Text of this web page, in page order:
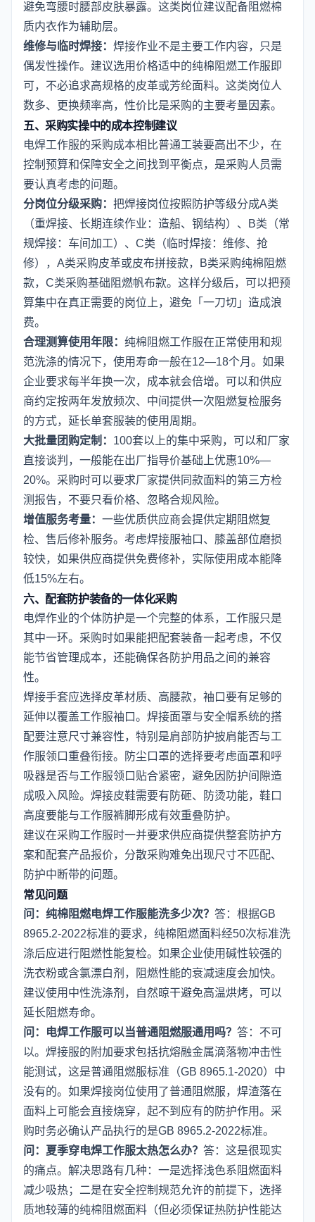
避免弯腰时腰部皮肤暴露。这类岗位建议配备阻燃棉
质内衣作为辅助层。
维修与临时焊接： 焊接作业不是主要工作内容，只是
偶发性操作。建议选用价格适中的纯棉阻燃工作服即
可，不必追求高规格的皮革或芳纶面料。这类岗位人
数多、更换频率高，性价比是采购的主要考量因素。
五、采购实操中的成本控制建议
电焊工作服的采购成本相比普通工装要高出不少，在
控制预算和保障安全之间找到平衡点，是采购人员需
要认真考虑的问题。
分岗位分级采购： 把焊接岗位按照防护等级分成A类
（重焊接、长期连续作业：造船、钢结构）、B类（常
规焊接：车间加工）、C类（临时焊接：维修、抢
修），A类采购皮革或皮布拼接款，B类采购纯棉阻燃
款，C类采购基础阻燃帆布款。这样分级后，可以把预
算集中在真正需要的岗位上，避免「一刀切」造成浪
费。
合理测算使用年限： 纯棉阻燃工作服在正常使用和规
范洗涤的情况下，使用寿命一般在12—18个月。如果
企业要求每半年换一次，成本就会倍增。可以和供应
商约定按两年发放频次、中间提供一次阻燃复检服务
的方式，延长单套服装的使用周期。
大批量团购定制： 100套以上的集中采购，可以和厂家
直接谈判，一般能在出厂指导价基础上优惠10%—
20%。采购时可以要求厂家提供同款面料的第三方检
测报告，不要只看价格、忽略合规风险。
增值服务考量： 一些优质供应商会提供定期阻燃复
检、售后修补服务。考虑焊接服袖口、膝盖部位磨损
较快，如果供应商提供免费修补，实际使用成本能降
低15%左右。
六、配套防护装备的一体化采购
电焊作业的个体防护是一个完整的体系，工作服只是
其中一环。采购时如果能把配套装备一起考虑，不仅
能节省管理成本，还能确保各防护用品之间的兼容
性。
焊接手套应选择皮革材质、高腰款，袖口要有足够的
延伸以覆盖工作服袖口。焊接面罩与安全帽系统的搭
配要注意尺寸兼容性，特别是肩部防护披肩能否与工
作服领口重叠衔接。防尘口罩的选择要考虑面罩和呼
吸器是否与工作服领口贴合紧密，避免因防护间隙造
成吸入风险。焊接皮鞋需要有防砸、防烫功能，鞋口
高度要能与工作服裤脚形成有效重叠防护。
建议在采购工作服时一并要求供应商提供整套防护方
案和配套产品报价，分散采购难免出现尺寸不匹配、
防护中断带的问题。
常见问题
问：纯棉阻燃电焊工作服能洗多少次？ 答：根据GB
8965.2-2022标准的要求，纯棉阻燃面料经50次标准洗
涤后应进行阻燃性能复检。如果企业使用碱性较强的
洗衣粉或含氯漂白剂，阻燃性能的衰减速度会加快。
建议使用中性洗涤剂，自然晾干避免高温烘烤，可以
延长阻燃寿命。
问：电焊工作服可以当普通阻燃服通用吗？ 答：不可
以。焊接服的附加要求包括抗熔融金属滴落物冲击性
能测试，这是普通阻燃服标准（GB 8965.1-2020）中
没有的。如果焊接岗位使用了普通阻燃服，焊渣落在
面料上可能会直接烧穿，起不到应有的防护作用。采
购时务必确认产品执行的是GB 8965.2-2022标准。
问：夏季穿电焊工作服太热怎么办？ 答：这是很现实
的痛点。解决思路有几种：一是选择浅色系阻燃面料
减少吸热；二是在安全控制规范允许的前提下，选择
质地较薄的纯棉阻燃面料（但必须保证热防护性能达